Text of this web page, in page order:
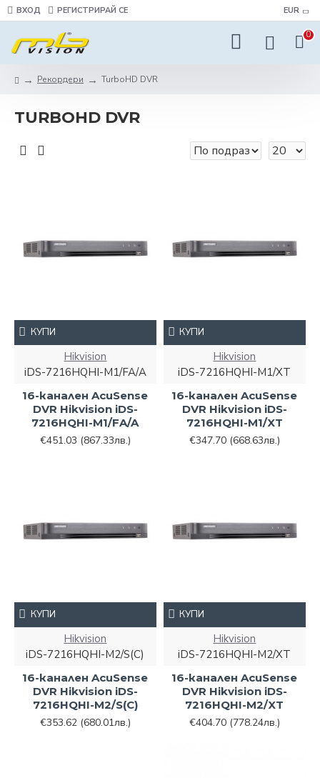
ВХОД РЕГИСТРИРАЙ СЕ EUR
0
Рекордери TurboHD DVR
TURBOHD DVR
Hikvision
iDS-7216HQHI-M1/FA/A
16-канален AcuSense
DVR Hikvision iDS-
7216HQHI-M1/FA/A
€451.03 (867.33лв.)
КУПИ
Hikvision
iDS-7216HQHI-M1/XT
16-канален AcuSense
DVR Hikvision iDS-
7216HQHI-M1/XT
€347.70 (668.63лв.)
КУПИ
Hikvision
iDS-7216HQHI-M2/S(C)
16-канален AcuSense
DVR Hikvision iDS-
7216HQHI-M2/S(C)
€353.62 (680.01лв.)
КУПИ
Hikvision
iDS-7216HQHI-M2/XT
16-канален AcuSense
DVR Hikvision iDS-
7216HQHI-M2/XT
€404.70 (778.24лв.)
КУПИ